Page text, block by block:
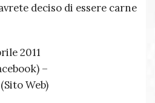
deciso di essere carne
2011
–
(Sito Web)